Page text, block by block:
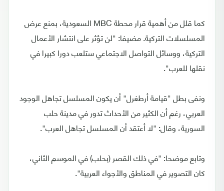
كما قلل من أهمية قرار محطة MBC السعودية، بمنع عرض
المسلسلات التركية. مضيفا: "لن تؤثر على انتشار الأعمال
التركية، ووسائل التواصل الاجتماعي ستلعب دورا كبيرا في
نقلها للعرب".
ونفى بطل "قيامة أرطغرل" أن يكون المسلسل تجاهل الوجود
العربي، رغم أن الكثير من الأحداث تدور في مدينة حلب
السورية، وقال: "لا أعتقد أن المسلسل تجاهل العرب".
وتابع موضحا: "في ذلك القصر (بحلب) في الموسم الثاني،
كان التصوير في المناطق والأجواء العربية".